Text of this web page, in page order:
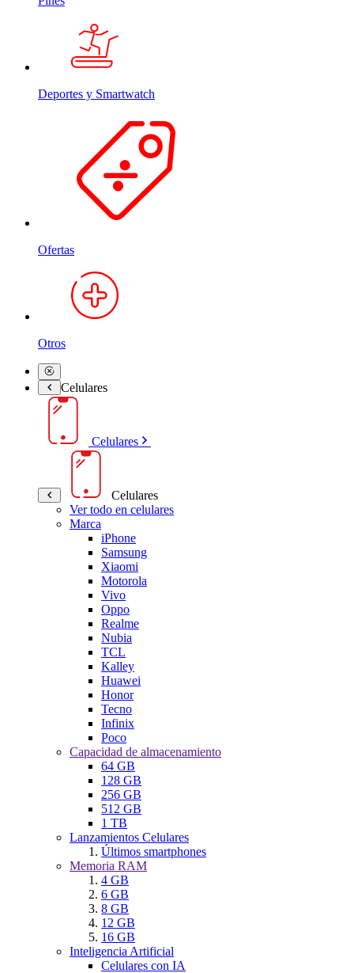
Deportes y Smartwatch
Ofertas
Otros
Celulares
Celulares
Celulares
Ver todo en celulares
Marca
iPhone
Samsung
Xiaomi
Motorola
Vivo
Oppo
Realme
Nubia
TCL
Kalley
Huawei
Honor
Tecno
Infinix
Poco
Capacidad de almacenamiento
64 GB
128 GB
256 GB
512 GB
1 TB
Lanzamientos Celulares
Últimos smartphones
Memoria RAM
4 GB
6 GB
8 GB
12 GB
16 GB
Inteligencia Artificial
Celulares con IA